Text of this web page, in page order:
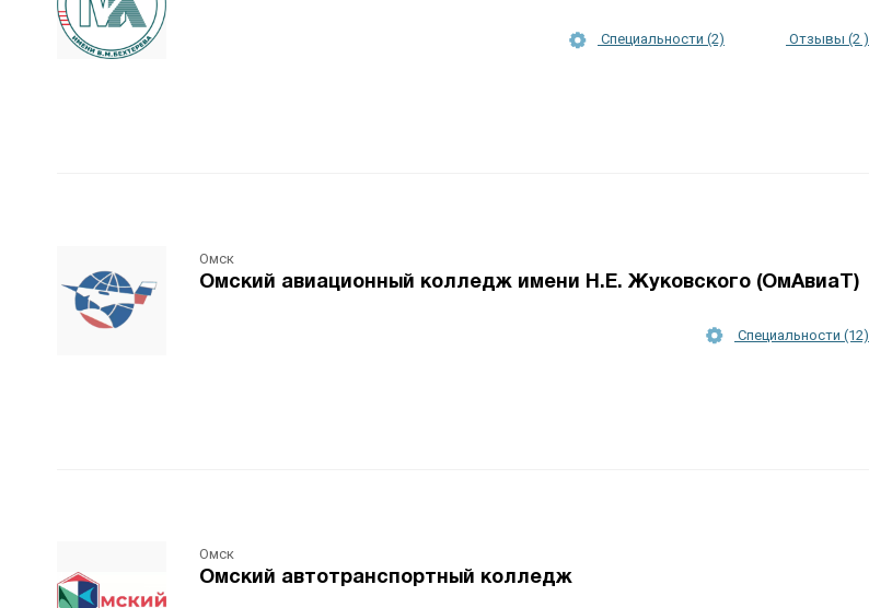
Специальности (2) Отзывы (2 )
Омск
Омский авиационный колледж имени Н.Е. Жуковского (ОмАвиаТ)
Специальности (12)
Омск
Омский автотранспортный колледж